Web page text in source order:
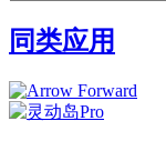
同类应用